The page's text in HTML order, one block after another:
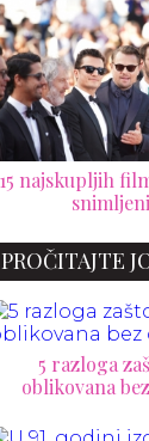
Evo koliko
muški parfem
PROČITAJTE
5 razloga
oblikovana